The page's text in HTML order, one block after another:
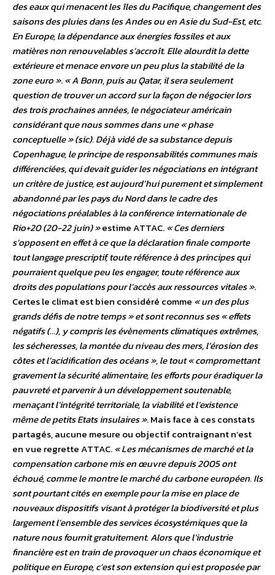
des eaux qui menacent les îles du Pacifique, changement des
saisons des pluies dans les Andes ou en Asie du Sud-Est, etc.
En Europe, la dépendance aux énergies fossiles et aux
matières non renouvelables s’accroît. Elle alourdit la dette
extérieure et menace envore un peu plus la stabilité de la
zone euro ».« A Bonn, puis au Qatar, il sera seulement
question de trouver un accord sur la façon de négocier lors
des trois prochaines années, le négociateur américain
considérant que nous sommes dans une « phase
conceptuelle » (sic). Déjà vidé de sa substance depuis
Copenhague, le principe de responsabilités communes mais
différenciées, qui devait guider les négociations en intégrant
un critère de justice, est aujourd’hui purement et simplement
abandonné par les pays du Nord dans le cadre des
négociations préalables à la conférence internationale de
Rio+20 (20-22 juin) »estime ATTAC.« Ces derniers
s’opposent en effet à ce que la déclaration finale comporte
tout langage prescriptif, toute référence à des principes qui
pourraient quelque peu les engager, toute référence aux
droits des populations pour l’accès aux ressources vitales ».
Certes le climat est bien considéré comme « un des plus
grands défis de notre temps » et sont reconnus ses « effets
négatifs (…), y compris les évènements climatiques extrêmes,
les sécheresses, la montée du niveau des mers, l’érosion des
côtes et l’acidification des océans », le tout « compromettant
gravement la sécurité alimentaire, les efforts pour éradiquer la
pauvreté et parvenir à un développement soutenable,
menaçant l’intégrité territoriale, la viabilité et l’existence
même de petits Etats insulaires ». Mais face à ces constats
partagés, aucune mesure ou objectif contraignant n’est
en vue regrette ATTAC.« Les mécanismes de marché et la
compensation carbone mis en œuvre depuis 2005 ont
échoué, comme le montre le marché du carbone européen. Ils
sont pourtant cités en exemple pour la mise en place de
nouveaux dispositifs visant à protéger la biodiversité et plus
largement l’ensemble des services écosystémiques que la
nature nous fournit gratuitement. Alors que l’industrie
financière est en train de provoquer un chaos économique et
politique en Europe, c’est son extension qui est proposée par